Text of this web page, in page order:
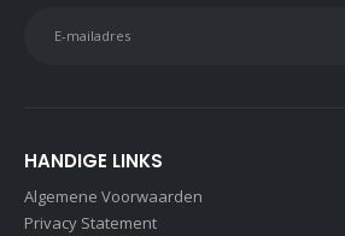
HANDIGE LINKS
Algemene Voorwaarden
Privacy Statement